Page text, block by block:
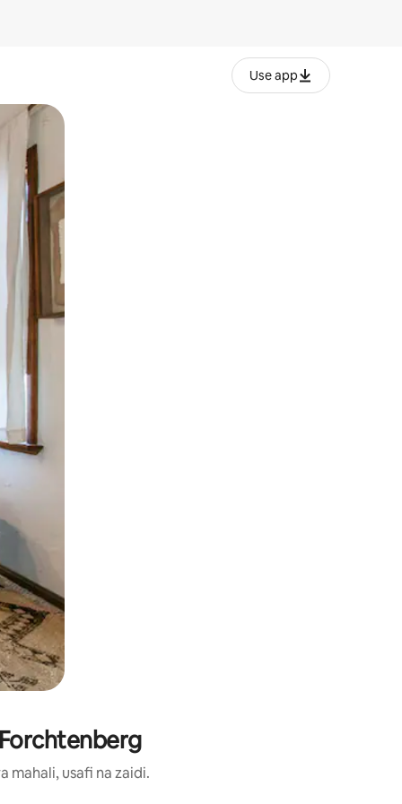
Use app
kidole kwenye ishara.
mahali, usafi na zaidi.